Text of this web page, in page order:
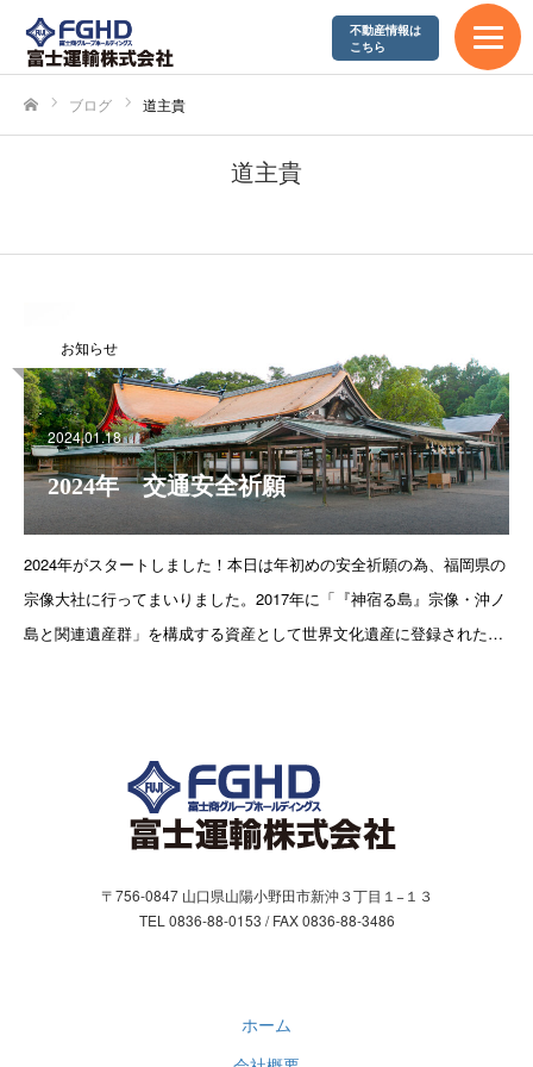
エコアクション21
やまぐち健康経営企業
採用情報
富士運輸が求める人材
先輩社員の声
お問合わせ
お問い合わせフォーム
ブログ 道主貴
道主貴
お知らせ
2024.01.18
2024年 交通安全祈願
2024年がスタートしました！本日は年初めの安全祈願の為、福岡県の
宗像大社に行ってまいりました。2017年に「『神宿る島』宗像・沖ノ
島と関連遺産群」を構成する資産として世界文化遺産に登録されたこ
不動産情報は
こちら
〒756-0847 山口県山陽小野田市新沖３丁目１−１３
TEL 0836-88-0153 / FAX 0836-88-3486
ホーム